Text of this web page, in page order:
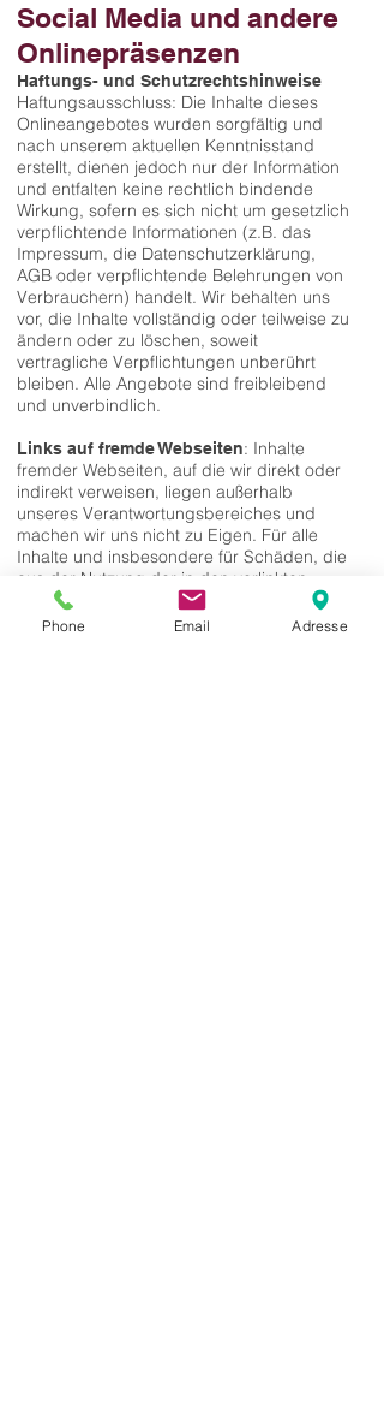
Social Media und andere
Onlinepräsenzen
Haftungs- und Schutzrechtshinweise
Haftungsausschluss: Die Inhalte dieses
Onlineangebotes wurden sorgfältig und
nach unserem aktuellen Kenntnisstand
erstellt, dienen jedoch nur der Information
und entfalten keine rechtlich bindende
Wirkung, sofern es sich nicht um gesetzlich
verpflichtende Informationen (z.B. das
Impressum, die Datenschutzerklärung,
AGB oder verpflichtende Belehrungen von
Verbrauchern) handelt. Wir behalten uns
vor, die Inhalte vollständig oder teilweise zu
ändern oder zu löschen, soweit
vertragliche Verpflichtungen unberührt
bleiben. Alle Angebote sind freibleibend
und unverbindlich.
Links auf fremde Webseiten: Inhalte
fremder Webseiten, auf die wir direkt oder
indirekt verweisen, liegen außerhalb
unseres Verantwortungsbereiches und
machen wir uns nicht zu Eigen. Für alle
Inhalte und insbesondere für Schäden, die
aus der Nutzung der in den verlinkten
Webseiten aufrufbaren Informationen
entstehen, haftet allein der Anbieter der
Phone Email Adresse